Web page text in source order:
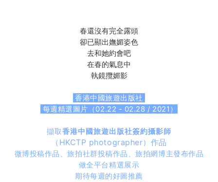
春還沒有完全露頭
卻已顯出嫵媚姿色
去和她約會吧
在春的氣息中
執鏡攬媚影
香港中國旅遊出版社
每週精選圖片（02.22 - 02.28 / 2021）
擷取香港中國旅遊出版社簽約攝影師
（HKCTP photographer）作品
微博投稿作品、旅拍社群投稿作品、旅拍網博主發布作品
做全平台精選展示
期待每週的好圖推薦